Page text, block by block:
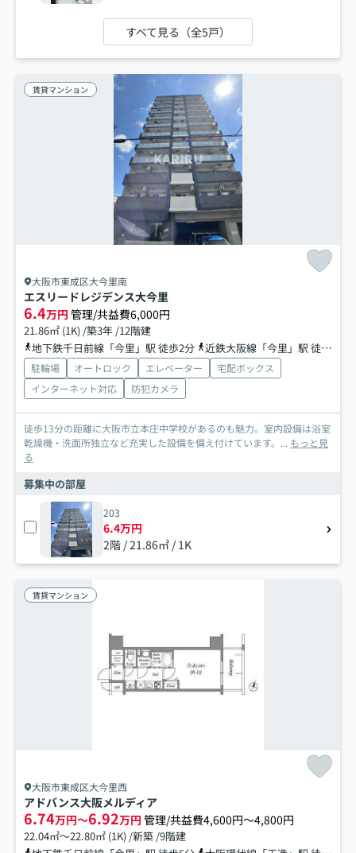
すべて見る（全5戸）
賃貸マンション
大阪市東成区大今里南
エスリードレジデンス大今里
6.4万円 管理/共益費6,000円
21.86㎡ (1K) /築3年 /12階建
地下鉄千日前線「今里」駅 徒歩2分
近鉄大阪線「今里」駅 徒歩9分
駐輪場 オートロック エレベーター
宅配ボックス
インターネット対応
防犯カメラ
徒歩13分の距離に大阪市立本庄中学校があるのも魅力。室内設備は浴室
乾燥機・洗面所独立など充実した設備を備え付けています。... もっと見
る
募集中の部屋
203
6.4万円
2階 / 21.86㎡ / 1K
賃貸マンション
大阪市東成区大今里西
アドバンス大阪メルディア
6.74万円～6.92万円 管理/共益費4,600円～4,800円
22.04㎡～22.80㎡ (1K) /新築 /9階建